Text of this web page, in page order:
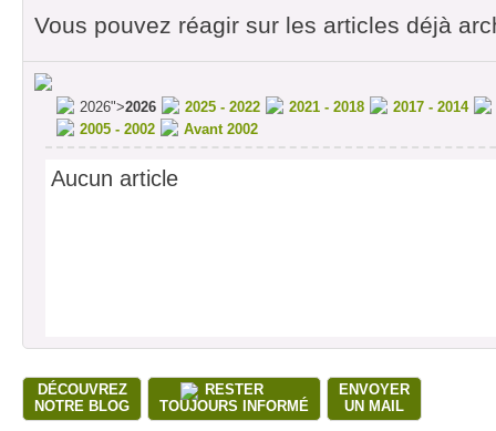
Vous pouvez réagir sur les articles déjà
2026">2026 2025 - 2022 2021 - 2018
2017 - 2014
2005 - 2002
Avant 2002
Aucun article
DÉCOUVREZ
NOTRE BLOG
RESTER
TOUJOURS INFORMÉ
ENVOYER
UN MAIL